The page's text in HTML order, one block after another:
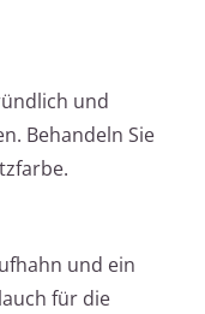
und
Behandeln Sie
und ein
für die